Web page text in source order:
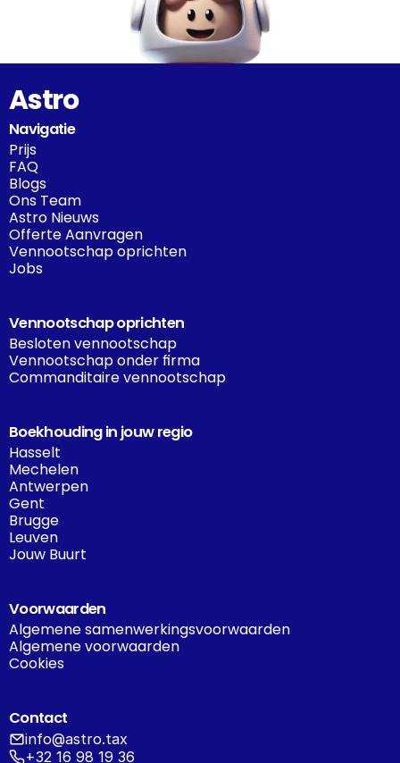
Astro
Navigatie
Prijs
FAQ
Blogs
Ons Team
Astro Nieuws
Offerte Aanvragen
Vennootschap oprichten
Jobs
Vennootschap oprichten
Besloten vennootschap
Vennootschap onder firma
Commanditaire vennootschap
Boekhouding in jouw regio
Hasselt
Mechelen
Antwerpen
Gent
Brugge
Leuven
Jouw Buurt
Voorwaarden
Algemene samenwerkingsvoorwaarden
Algemene voorwaarden
Cookies
Contact
info@astro.tax
+32 16 98 19 36